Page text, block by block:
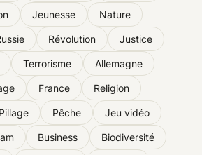
Jeunesse Nature
Révolution Justice
Terrorisme Allemagne
France Religion
Pillage Pêche Jeu vidéo
Business Biodiversité